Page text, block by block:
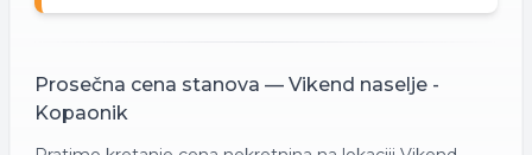
Prosečna cena stanova — Vikend naselje -
Kopaonik